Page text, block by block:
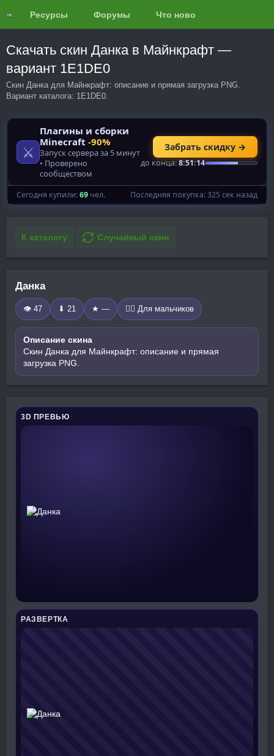
Ресурсы Форумы Что нового?
Скачать скин Данка в Майнкрафт —
вариант 1E1DE0
Скин Данка для Майнкрафт: описание и прямая загрузка PNG.
Вариант каталога: 1E1DE0.
К каталогу Случайный скин
Данка
👁 47 ⬇ 21 ★ — 🧍‍♂️ Для мальчиков
Описание скина
Скин Данка для Майнкрафт: описание и прямая
загрузка PNG.
3D ПРЕВЬЮ
РАЗВЕРТКА